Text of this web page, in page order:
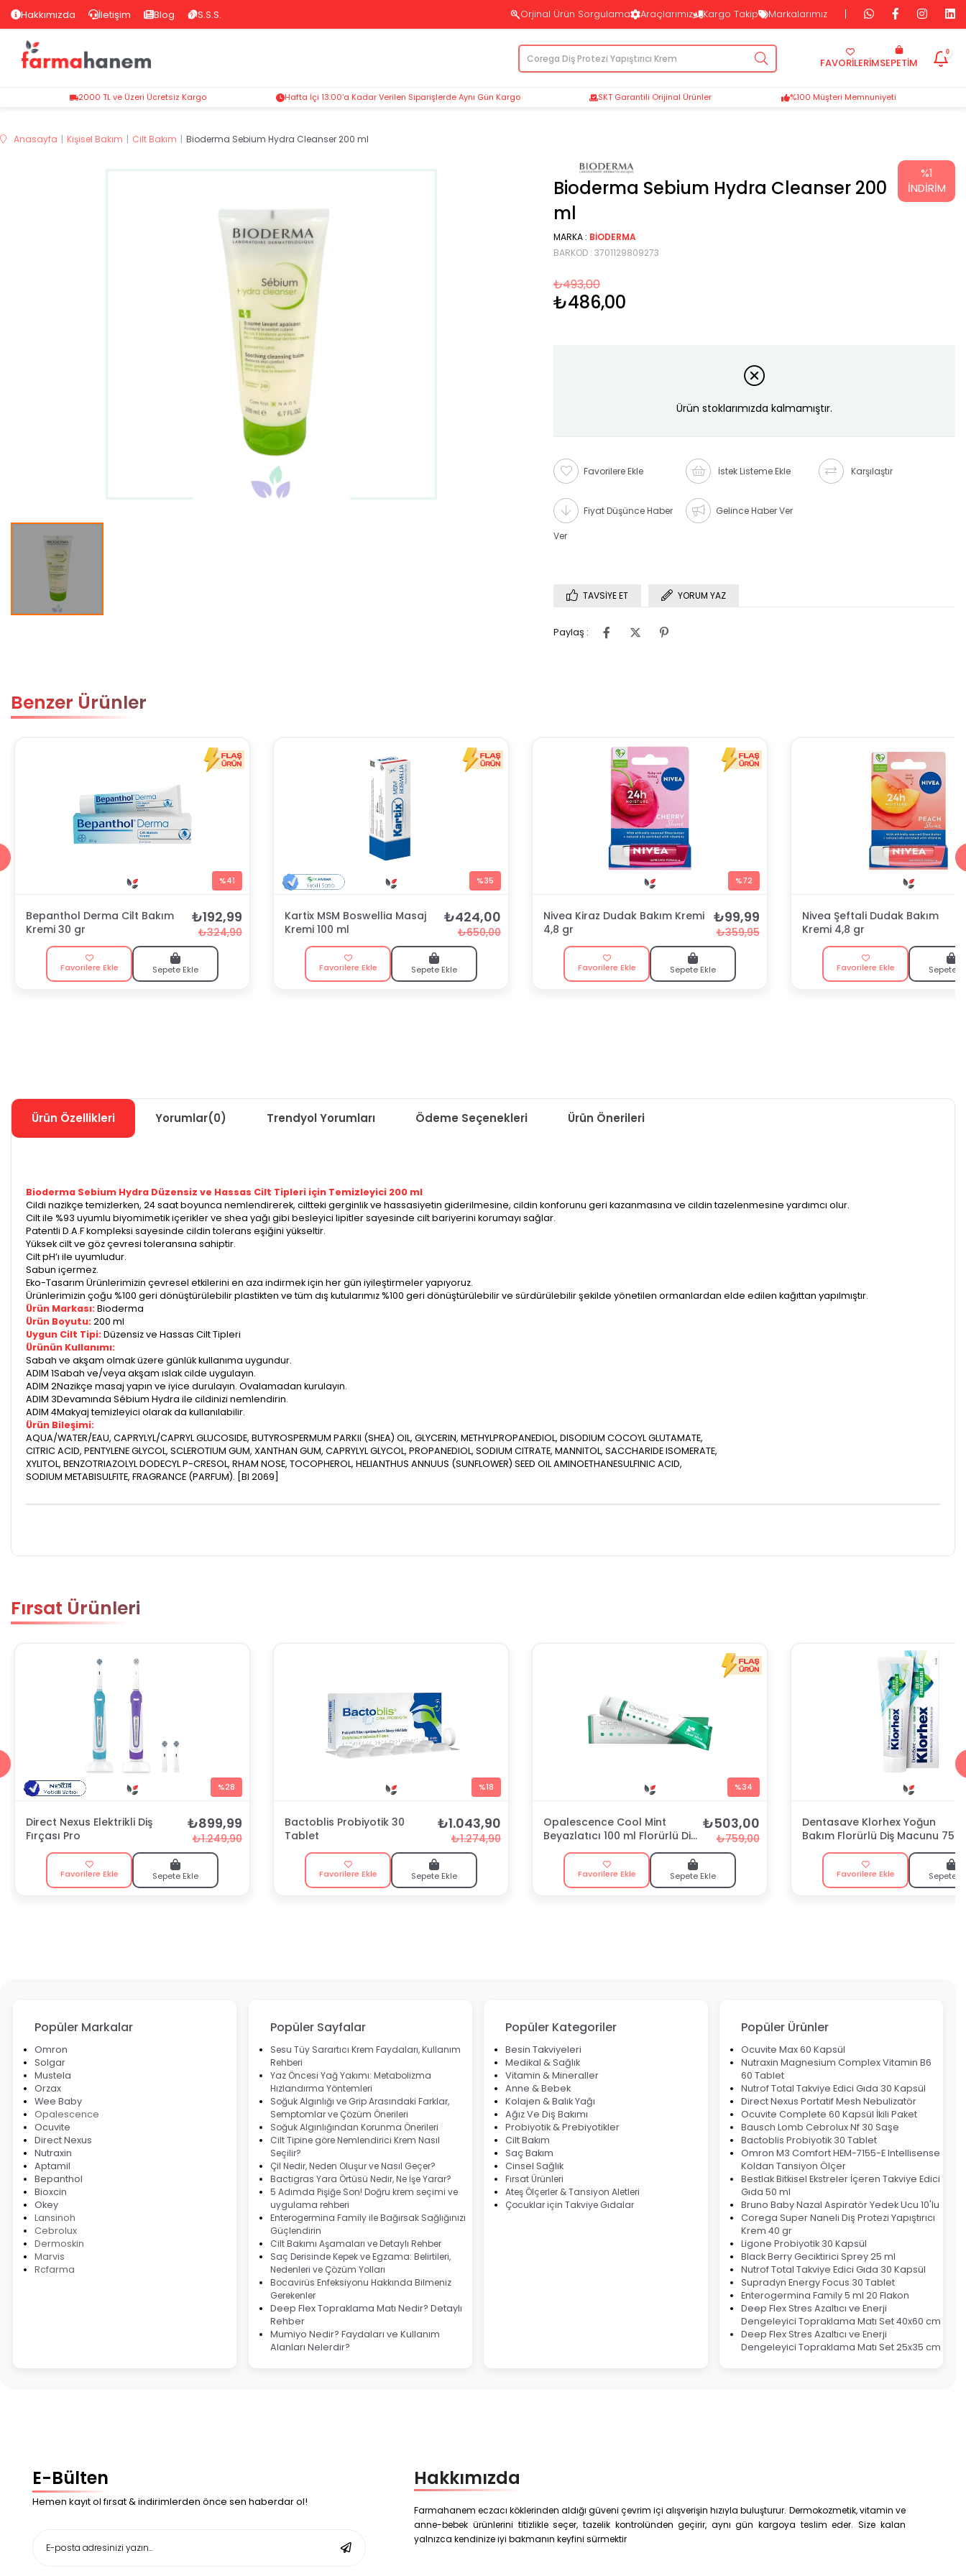
Hakkımızda İletişim Blog S.S.S. Orjinal Ürün Sorgulama Araçlarımız Kargo Takip Markalarımız
SEPETIM
FAVORİLERİM
0
2000 TL ve Üzeri Ücretsiz Kargo Hafta İçi 13:00’a Kadar Verilen Siparişlerde Aynı Gün Kargo SKT Garantili Orijinal Ürünler %100 Müşteri Memnuniyeti
Anasayfa Kişisel Bakım Cilt Bakım Bioderma Sebium Hydra Cleanser 200 ml
Bioderma Sebium Hydra Cleanser 200
ml
MARKA : BIODERMA
BARKOD : 3701129809273
₺493,00
₺486,00
%1
İNDIRIM
Ürün stoklarımızda kalmamıştır.
Favorilere Ekle İstek Listeme Ekle Karşılaştır
Fiyat Düşünce Haber
Ver
Gelince Haber Ver
TAVSIYE ET YORUM YAZ
Paylaş :
Benzer Ürünler
%41
Bepanthol Derma Cilt Bakım
Kremi 30 gr
₺192,99
₺324,90
Favorilere Ekle Sepete Ekle
%35
Kartix MSM Boswellia Masaj
Kremi 100 ml
₺424,00
₺650,00
Favorilere Ekle Sepete Ekle
%72
Nivea Kiraz Dudak Bakım Kremi
4,8 gr
₺99,99
₺359,95
Favorilere Ekle Sepete Ekle
Nivea Şeftali Dudak Bakım
Kremi 4,8 gr
Favorilere Ekle Sepete
Ürün Özellikleri Yorumlar(0) Trendyol Yorumları Ödeme Seçenekleri Ürün Önerileri
Bioderma Sebium Hydra Düzensiz ve Hassas Cilt Tipleri için Temizleyici 200 ml
Cildi nazikçe temizlerken, 24 saat boyunca nemlendirerek, ciltteki gerginlik ve hassasiyetin giderilmesine, cildin konforunu geri kazanmasına ve cildin tazelenmesine yardımcı olur.
Cilt ile %93 uyumlu biyomimetik içerikler ve shea yağı gibi besleyici lipitler sayesinde cilt bariyerini korumayı sağlar.
Patentli D.A.F kompleksi sayesinde cildin tolerans eşiğini yükseltir.
Yüksek cilt ve göz çevresi toleransına sahiptir.
Cilt pH’ı ile uyumludur.
Sabun içermez.
Eko-Tasarım Ürünlerimizin çevresel etkilerini en aza indirmek için her gün iyileştirmeler yapıyoruz.
Ürünlerimizin çoğu %100 geri dönüştürülebilir plastikten ve tüm dış kutularımız %100 geri dönüştürülebilir ve sürdürülebilir şekilde yönetilen ormanlardan elde edilen kağıttan yapılmıştır.
Ürün Markası: Bioderma
Ürün Boyutu: 200 ml
Uygun Cilt Tipi: Düzensiz ve Hassas Cilt Tipleri
Ürünün Kullanımı:
Sabah ve akşam olmak üzere günlük kullanıma uygundur.
ADIM 1Sabah ve/veya akşam ıslak cilde uygulayın.
ADIM 2Nazikçe masaj yapın ve iyice durulayın. Ovalamadan kurulayın.
ADIM 3Devamında Sébium Hydra ile cildinizi nemlendirin.
ADIM 4Makyaj temizleyici olarak da kullanılabilir.
Ürün Bileşimi:
AQUA/WATER/EAU, CAPRYLYL/CAPRYL GLUCOSIDE, BUTYROSPERMUM PARKII (SHEA) OIL, GLYCERIN, METHYLPROPANEDIOL, DISODIUM COCOYL GLUTAMATE,
CITRIC ACID, PENTYLENE GLYCOL, SCLEROTIUM GUM, XANTHAN GUM, CAPRYLYL GLYCOL, PROPANEDIOL, SODIUM CITRATE, MANNITOL, SACCHARIDE ISOMERATE,
XYLITOL, BENZOTRIAZOLYL DODECYL P-CRESOL, RHAM NOSE, TOCOPHEROL, HELIANTHUS ANNUUS (SUNFLOWER) SEED OIL AMINOETHANESULFINIC ACID,
SODIUM METABISULFITE, FRAGRANCE (PARFUM). [BI 2069]
Fırsat Ürünleri
%28
Direct Nexus Elektrikli Diş
Fırçası Pro
₺899,99
₺1.249,90
Favorilere Ekle Sepete Ekle
%18
Bactoblis Probiyotik 30
Tablet
₺1.043,90
₺1.274,90
Favorilere Ekle Sepete Ekle
%34
Opalescence Cool Mint
Beyazlatıcı 100 ml Florürlü Diş
Macunu
₺503,00
₺759,00
Favorilere Ekle Sepete Ekle
Dentasave Klorhex Yoğun
Bakım Florürlü Diş Macunu 75
Favorilere Ekle Sepete
Popüler Markalar
Omron
Solgar
Mustela
Orzax
Wee Baby
Opalescence
Ocuvite
Direct Nexus
Nutraxin
Aptamil
Bepanthol
Bioxcin
Okey
Lansinoh
Cebrolux
Dermoskin
Marvis
Rcfarma
Popüler Sayfalar
Sesu Tüy Sarartıcı Krem Faydaları, Kullanım
Rehberi
Yaz Öncesi Yağ Yakımı: Metabolizma
Hızlandırma Yöntemleri
Soğuk Algınlığı ve Grip Arasındaki Farklar,
Semptomlar ve Çözüm Önerileri
Soğuk Algınlığından Korunma Önerileri
Cilt Tipine göre Nemlendirici Krem Nasıl
Seçilir?
Çil Nedir, Neden Oluşur ve Nasıl Geçer?
Bactigras Yara Örtüsü Nedir, Ne İşe Yarar?
5 Adımda Pişiğe Son! Doğru krem seçimi ve
uygulama rehberi
Enterogermina Family ile Bağırsak Sağlığınızı
Güçlendirin
Cilt Bakımı Aşamaları ve Detaylı Rehber
Saç Derisinde Kepek ve Egzama: Belirtileri,
Nedenleri ve Çözüm Yolları
Bocavirüs Enfeksiyonu Hakkında Bilmeniz
Gerekenler
Deep Flex Topraklama Matı Nedir? Detaylı
Rehber
Mumiyo Nedir? Faydaları ve Kullanım
Alanları Nelerdir?
Popüler Kategoriler
Besin Takviyeleri
Medikal & Sağlık
Vitamin & Mineraller
Anne & Bebek
Kolajen & Balık Yağı
Ağız Ve Diş Bakımı
Probiyotik & Prebiyotikler
Cilt Bakım
Saç Bakım
Cinsel Sağlık
Fırsat Ürünleri
Ateş Ölçerler & Tansiyon Aletleri
Çocuklar için Takviye Gıdalar
Popüler Ürünler
Ocuvite Max 60 Kapsül
Nutraxin Magnesium Complex Vitamin B6
60 Tablet
Nutrof Total Takviye Edici Gıda 30 Kapsül
Direct Nexus Portatif Mesh Nebulizatör
Ocuvite Complete 60 Kapsül İkili Paket
Bausch Lomb Cebrolux Nf 30 Saşe
Bactoblis Probiyotik 30 Tablet
Omron M3 Comfort HEM-7155-E Intellisense
Koldan Tansiyon Ölçer
Bestlak Bitkisel Ekstreler İçeren Takviye Edici
Gıda 50 ml
Bruno Baby Nazal Aspiratör Yedek Ucu 10'lu
Corega Super Naneli Diş Protezi Yapıştırıcı
Krem 40 gr
Ligone Probiyotik 30 Kapsül
Black Berry Geciktirici Sprey 25 ml
Nutrof Total Takviye Edici Gıda 30 Kapsül
Supradyn Energy Focus 30 Tablet
Enterogermina Family 5 ml 20 Flakon
Deep Flex Stres Azaltıcı ve Enerji
Dengeleyici Topraklama Matı Set 40x60 cm
Deep Flex Stres Azaltıcı ve Enerji
Dengeleyici Topraklama Matı Set 25x35 cm
E-Bülten
Hemen kayıt ol fırsat & indirimlerden önce sen haberdar ol!
Hakkımızda
Farmahanem eczacı köklerinden aldığı güveni çevrim içi alışverişin hızıyla buluşturur. Dermokozmetik, vitamin ve
anne-bebek ürünlerini titizlikle seçer, tazelik kontrolünden geçirir, aynı gün kargoya teslim eder. Size kalan
yalnızca kendinize iyi bakmanın keyfini sürmektir